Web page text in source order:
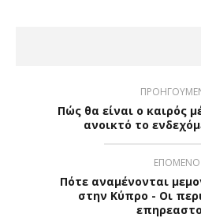
Πώς θα είναι ο καιρός
ανοικτό το
ΕΠΟΜΕΝΟ
Πότε αναμένονται
στην Κύπρο - Οι